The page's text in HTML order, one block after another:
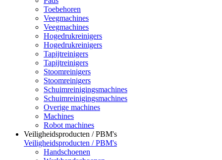
Toebehoren
Veegmachines
Veegmachines
Hogedrukreinigers
Hogedrukreinigers
Tapijtreinigers
Tapijtreinigers
Stoomreinigers
Stoomreinigers
Schuimreinigingsmachines
Schuimreinigingsmachines
Overige machines
Machines
Robot machines
Veiligheidsproducten / PBM's
Veiligheidsproducten / PBM's
Handschoenen